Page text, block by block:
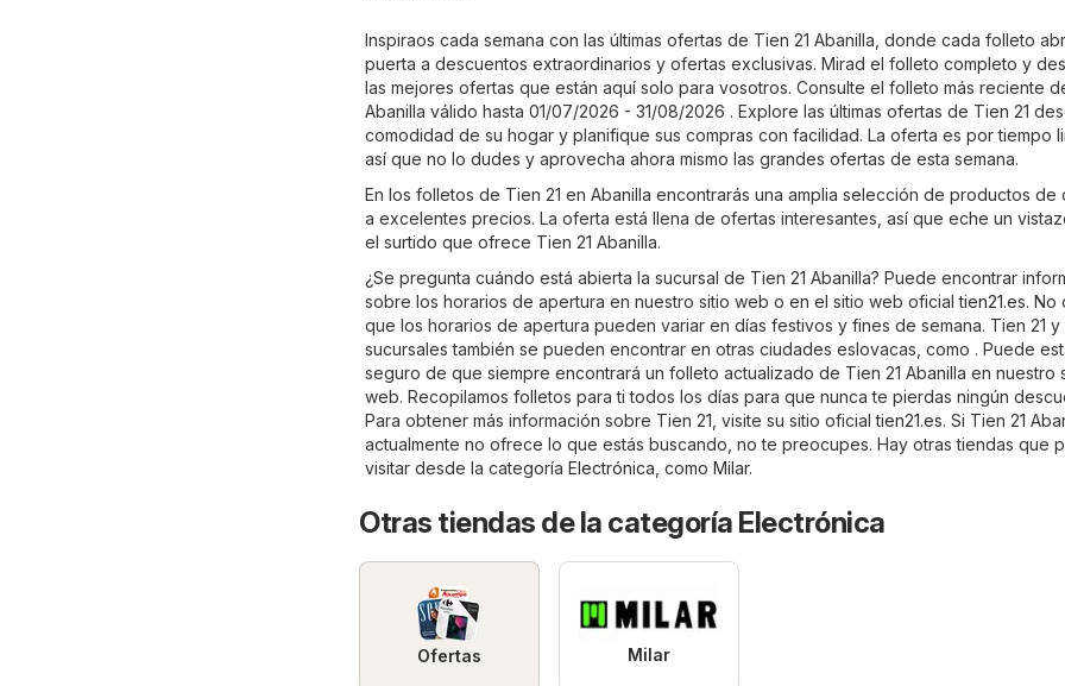
Inspiraos cada semana con las últimas ofertas de Tien 21 Abanilla, donde cada folleto
puerta a descuentos extraordinarios y ofertas exclusivas. Mirad el folleto completo y
las mejores ofertas que están aquí solo para vosotros. Consulte el folleto más reciente
Abanilla válido hasta 01/07/2026 - 31/08/2026 . Explore las últimas ofertas de Tien 21
comodidad de su hogar y planifique sus compras con facilidad. La oferta es por tiempo
así que no lo dudes y aprovecha ahora mismo las grandes ofertas de esta semana.
En los folletos de Tien 21 en Abanilla encontrarás una amplia selección de productos de
a excelentes precios. La oferta está llena de ofertas interesantes, así que eche un
el surtido que ofrece Tien 21 Abanilla.
¿Se pregunta cuándo está abierta la sucursal de Tien 21 Abanilla? Puede encontrar
sobre los horarios de apertura en nuestro sitio web o en el sitio web oficialtien21.es. No
que los horarios de apertura pueden variar en días festivos y fines de semana. Tien 21 y
sucursales también se pueden encontrar en otras ciudades eslovacas, como . Puede
seguro de que siempre encontrará un folleto actualizado de Tien 21 Abanilla en nuestro
web. Recopilamos folletos para ti todos los días para que nunca te pierdas ningún
Para obtener más información sobre Tien 21, visite su sitio oficialtien21.es. Si Tien 21
actualmente no ofrece lo que estás buscando, no te preocupes. Hay otras tiendas que
visitar desde la categoría Electrónica , como Milar.
Otras tiendas de la categoría Electrónica
Ofertas Milar